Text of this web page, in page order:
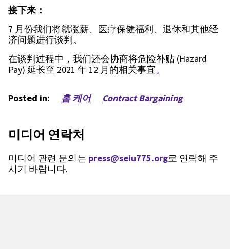
接下来：
7 月份我们将就涨薪、医疗保健福利、退休和其他经
济问题进行谈判。
在谈判过程中，我们还会协商将危险补贴 (Hazard
Pay) 延长至 2021 年 12 月的相关事宜。
Posted in: 홈 케어 Contract Bargaining
미디어 연락처
미디어 관련 문의는 press@seiu775.org로 연락해 주
시기 바랍니다.